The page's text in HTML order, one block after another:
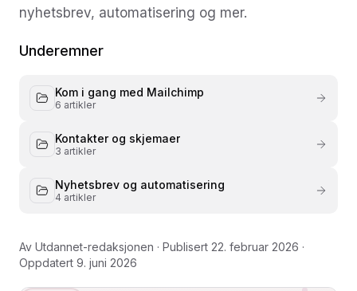
nyhetsbrev, automatisering og mer.
Underemner
Kom i gang med Mailchimp
6 artikler
Kontakter og skjemaer
3 artikler
Nyhetsbrev og automatisering
4 artikler
Av Utdannet-redaksjonen · Publisert 22. februar 2026 ·
Oppdatert 9. juni 2026